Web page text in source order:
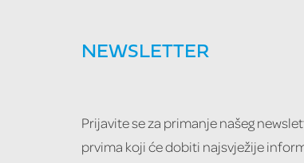
NEWSLETTER
Prijavite se za primanje našeg
prvima koji će dobiti najsvježije